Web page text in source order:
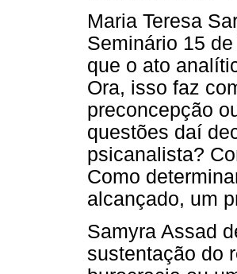
Maria Teresa
Seminário 15
que o ato
Ora, isso faz
preconcepção
questões daí
psicanalista?
Como
alcançado, um
Samyra Assad
sustentação do